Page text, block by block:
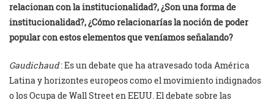
relacionan con la institucionalidad?, ¿Son una forma de
institucionalidad?, ¿Cómo relacionarías la noción de poder
popular con estos elementos que veníamos señalando?
Gaudichaud: Es un debate que ha atravesado toda América
Latina y horizontes europeos como el movimiento indignados
o los Ocupa de Wall Street en EEUU. El debate sobre las